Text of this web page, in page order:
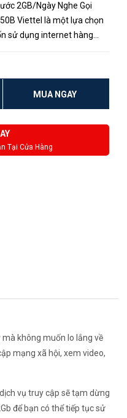
2GB/Ngày Nghe Gọi
Viettel là một lựa chọn
sử dụng internet hàng
MUA NGAY
Tại Cửa Hàng
không muốn lo lắng về
mạng xã hội, xem video,
vụ truy cập sẽ tạm dừng
để bạn có thể tiếp tục sử